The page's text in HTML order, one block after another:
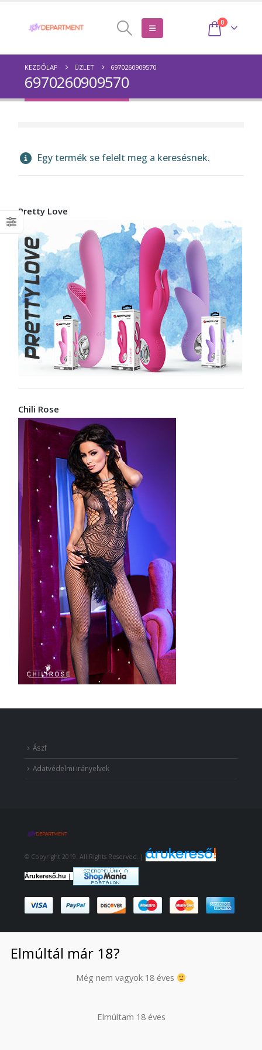
0
KEZDŐLAP ÜZLET 6970260909570
6970260909570
Egy termék se felelt meg a keresésnek.
Pretty Love
Chili Rose
Ászf
Adatvédelmi irányelvek
© Copyright 2019. All Rights Reserved. |
Árukereső.hu |
Elmúltál már 18?
Még nem vagyok 18 éves
Elmúltam 18 éves